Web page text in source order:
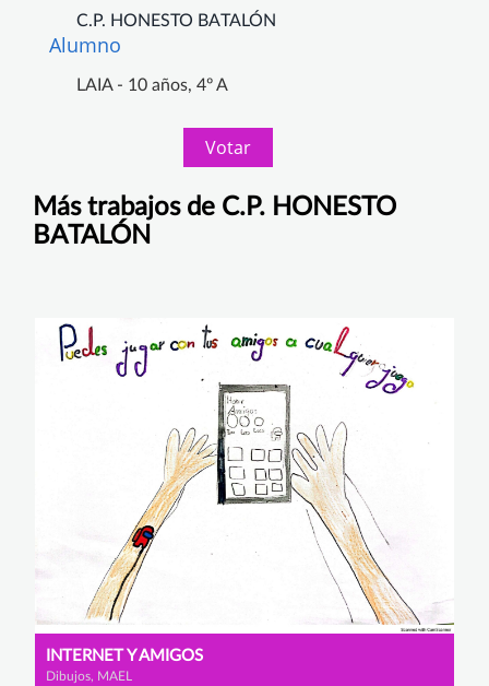
C.P. HONESTO BATALÓN
Alumno
LAIA - 10 años, 4º A
Votar
Más trabajos de C.P. HONESTO
BATALÓN
INTERNET Y AMIGOS
Dibujos, MAEL